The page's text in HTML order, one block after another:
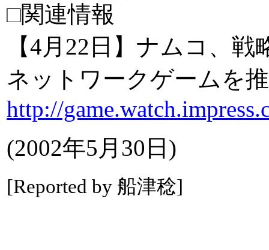
□関連情報
【4月22日】ナムコ、
ネットワークゲームを
http://
(2002年5月30日)
[Reported by 船津稔]